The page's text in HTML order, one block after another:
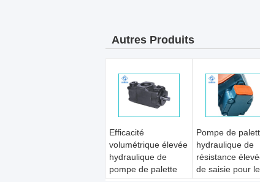
Autres Produits
Efficacité
volumétrique élevée
hydraulique de
pompe de palette
Pompe de
hydraulique de
résistance
de saisie pour le